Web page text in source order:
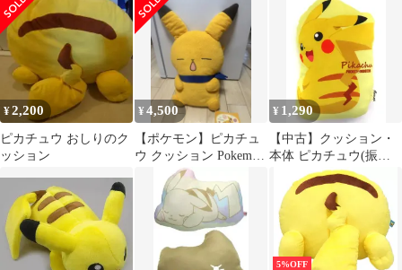
¥2,200
ピカチュウ おしりのク
ッション
¥4,500
【ポケモン】ピカチュ
ウ クッション Pokemon
little tales
¥ 1,290
【中古】クッション・
本体 ピカチュウ(振り
向き) ダイカットクッ
ション 「ポケットモン
スター×しまむら」
5%OFF